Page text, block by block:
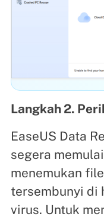
Langkah 2.
EaseUS Data
segera
menemukan
tersembunyi di
virus. Untuk